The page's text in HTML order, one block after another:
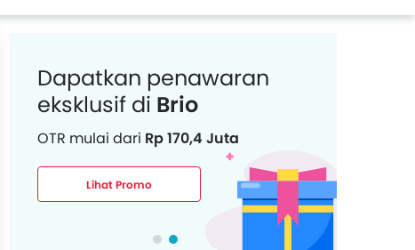
Dapatkan penawaran
eksklusif di Brio
OTR mulai dari Rp 170,4 Juta
Lihat Promo